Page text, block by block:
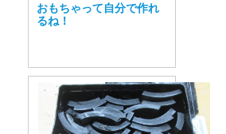
おもちゃって自分で作れ
るね！